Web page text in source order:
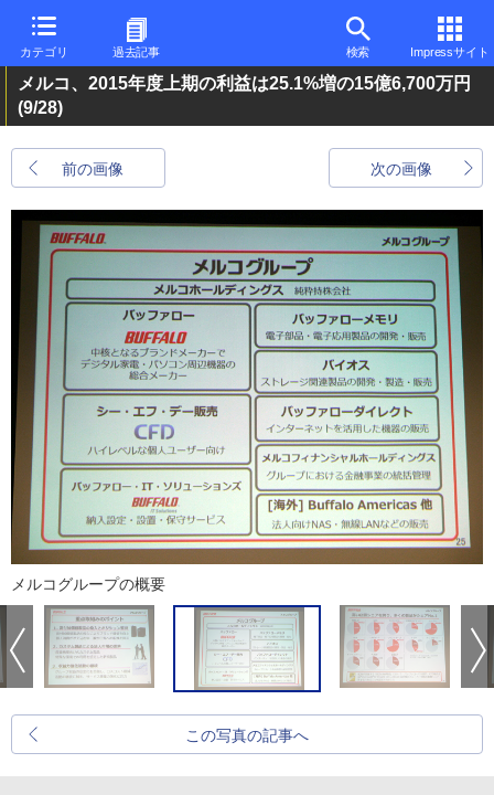
カテゴリ 過去記事 検索 Impressサイト
メルコ、2015年度上期の利益は25.1%増の15億6,700万円
(9/28)
前の画像 次の画像
メルコグループの概要
この写真の記事へ